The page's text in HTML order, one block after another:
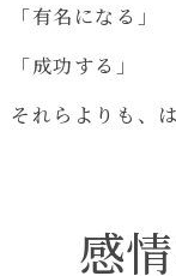
「有名になる」
「成功する」
それらよりも、
感